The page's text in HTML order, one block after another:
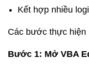
Kết hợp nhiều
Các bước thực hiện
Bước 1: Mở VBA